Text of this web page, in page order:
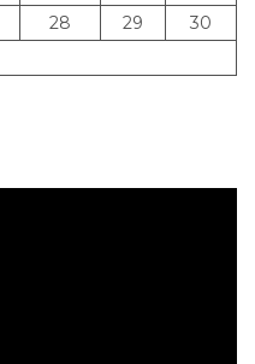
28 29
30